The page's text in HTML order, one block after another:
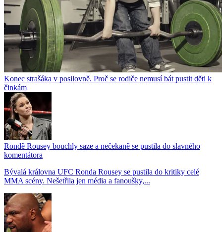
Konec strašáka v posilovně. Proč se rodiče nemusí bát pustit děti k
činkám
Rondě Rousey bouchly saze a nečekaně se pustila do slavného
komentátora
Bývalá královna UFC Ronda Rousey se pustila do kritiky celé
MMA scény. Nešetřila jen média a fanoušky,...